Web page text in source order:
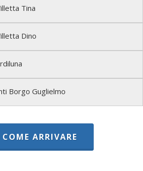
Tina
Dino
Borgo Guglielmo
COME ARRIVARE